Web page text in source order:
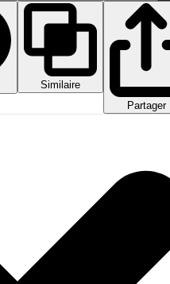
Similaire
Partager